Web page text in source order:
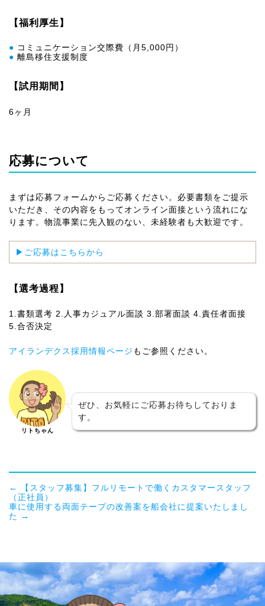
【福利厚生】
● コミュニケーション交際費（月5,000円）
● 離島移住支援制度
【試用期間】
6ヶ月
応募について
まずは応募フォームからご応募ください。必要書類をご提示
いただき、その内容をもってオンライン面接という流れにな
ります。物流事業に先入観のない、未経験者も大歓迎です。
▶︎ご応募はこちらから
【選考過程】
1.書類選考 2.人事カジュアル面談 3.部署面談 4.責任者面接
5.合否決定
アイランデクス採用情報ページ もご参照ください。
リトちゃん
ぜひ、お気軽にご応募お待ちしておりま
す。
←
【スタッフ募集】フルリモートで働くカスタマースタッフ
（正社員）
車に使用する両面テープの改善案を船会社に提案いたしまし
た →